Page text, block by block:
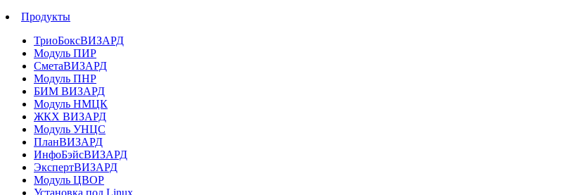
Продукты
ТриоБоксВИЗАРД
Модуль ПИР
СметаВИЗАРД
Модуль ПНР
БИМ ВИЗАРД
Модуль НМЦК
ЖКХ ВИЗАРД
Модуль УНЦС
ПланВИЗАРД
ИнфоБэйсВИЗАРД
ЭкспертВИЗАРД
Модуль ЦВОР